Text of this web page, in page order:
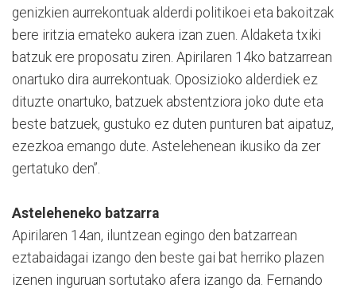
genizkien aurrekontuak alderdi politikoei eta bakoitzak
bere iritzia emateko aukera izan zuen. Aldaketa txiki
batzuk ere proposatu ziren. Apirilaren 14ko batzarrean
onartuko dira aurrekontuak. Oposizioko alderdiek ez
dituzte onartuko, batzuek abstentziora joko dute eta
beste batzuek, gustuko ez duten punturen bat aipatuz,
ezezkoa emango dute. Astelehenean ikusiko da zer
gertatuko den”.
Asteleheneko batzarra
Apirilaren 14an, iluntzean egingo den batzarrean
eztabaidagai izango den beste gai bat herriko plazen
izenen inguruan sortutako afera izango da. Fernando